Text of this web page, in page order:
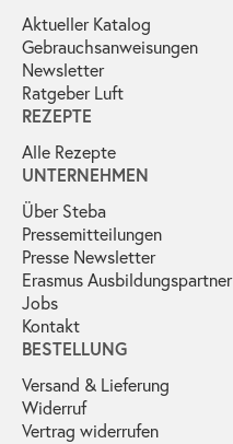
Aktueller Katalog
Gebrauchs­anweisungen
Newsletter
Ratgeber Luft
REZEPTE
Alle Rezepte
UNTERNEHMEN
Über Steba
Pressemitteilungen
Presse Newsletter
Erasmus Ausbildungspartner
Jobs
Kontakt
BESTELLUNG
Versand & Lieferung
Widerruf
Vertrag widerrufen